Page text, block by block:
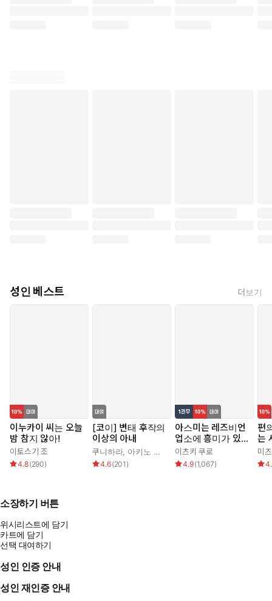
성인 베스트 더보기
이누카이 씨는 오늘
밤 참지 않아!
이토스기 조
4.8(290)
[코이] 변태 후작의
이상의 아내
쿠니하라, 아키노 신쥬 가무
4.6(201 )
아스미는 레즈비언
업소에 흥미가 있습
니다!
이츠키 쿠로
4.9(1,067)
편
는
미
소장하기 버튼
위시리스트에 담기
카트에 담기
선택 대여하기
성인 인증 안내
성인 재인증 안내